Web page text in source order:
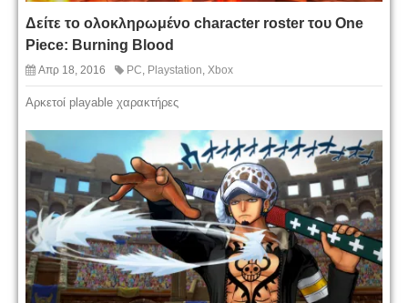
Δείτε το ολοκληρωμένο character roster του One
Piece: Burning Blood
Απρ 18, 2016 PC, Playstation, Xbox
Αρκετοί playable χαρακτήρες